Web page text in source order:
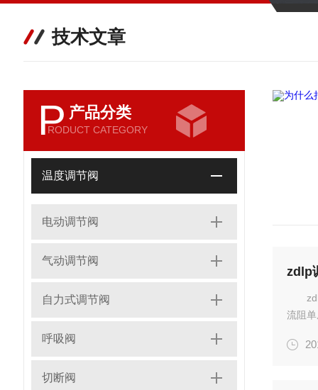
技术文章
P 产品分类
RODUCT CATEGORY
温度调节阀
电动调节阀
气动调节阀
自力式调节阀
呼吸阀
切断阀
zdlp
流阻
的（4-